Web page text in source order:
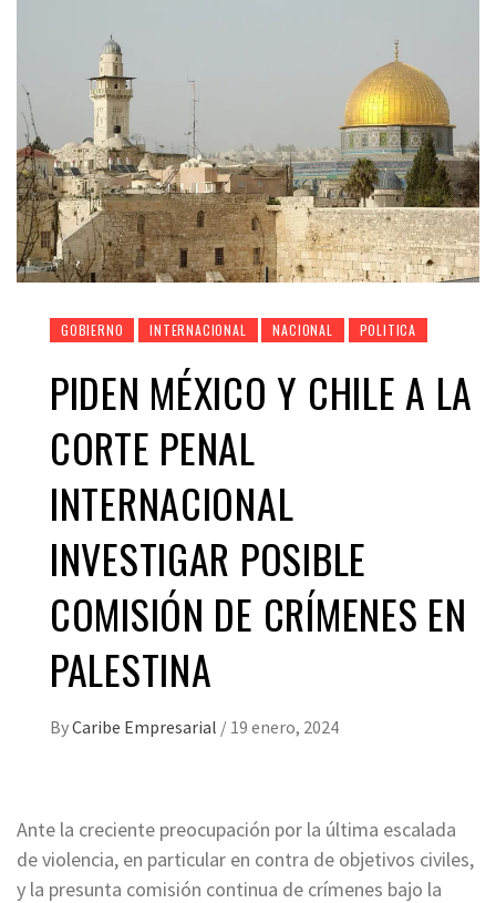
GOBIERNO INTERNACIONAL NACIONAL POLITICA
PIDEN MÉXICO Y CHILE A LA
CORTE PENAL
INTERNACIONAL
INVESTIGAR POSIBLE
COMISIÓN DE CRÍMENES EN
PALESTINA
ByCaribe Empresarial / 19 enero, 2024
Ante la creciente preocupación por la última escalada
de violencia, en particular en contra de objetivos civiles,
y la presunta comisión continua de crímenes bajo la